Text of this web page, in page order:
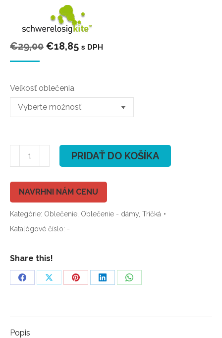
€29,00 Pôvodná
€29,00.
€18,85Aktuálna
s DPH
Veľkosť oblečenia
SchwerelosigKITE
Shirt
|
Leuchtturm
Green
PRIDAŤ DO KOŠÍKA
NAVRHNI NÁM CENU
Kategórie: Oblečenie Oblečenie - dámy Tričká
Katalógové číslo: -
Share this!
Share
Share
Share
Share
Share
Popis